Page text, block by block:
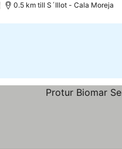
0.5 km till S´Illot - Cala Moreja